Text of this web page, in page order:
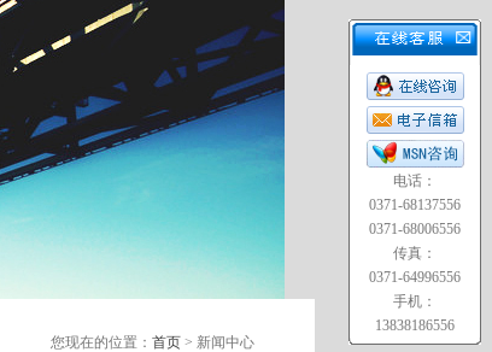
您现在的位置： 首页 > 新闻中心
电话：
0371-68137556
0371-68006556
传真：
0371-64996556
手机：
13838186556